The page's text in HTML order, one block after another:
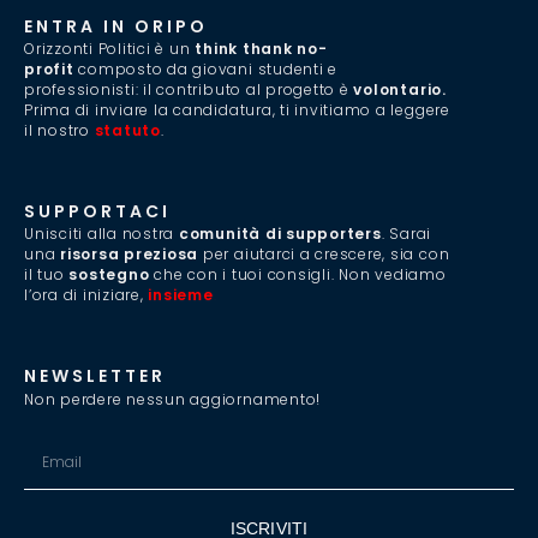
ENTRA IN ORIPO
Orizzonti Politici è un think thank no-
profit composto da giovani studenti e
professionisti: il contributo al progetto èvolontario.
Prima di inviare la candidatura, ti invitiamo a leggere
il nostro statuto.
SUPPORTACI
Unisciti alla nostra comunità di supporters. Sarai
una risorsa preziosa per aiutarci a crescere, sia con
il tuo sostegno che con i tuoi consigli. Non vediamo
l’ora di iniziare, insieme
NEWSLETTER
Non perdere nessun aggiornamento!
ISCRIVITI